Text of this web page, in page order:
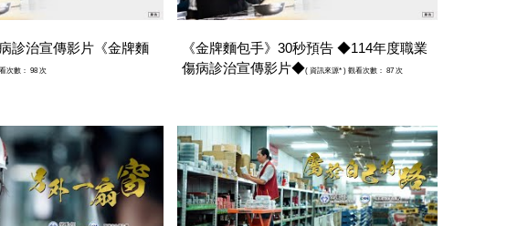
診治宣傳影片《金牌麵
次數： 98 次
《金牌麵包手》30秒預告 ◆114年度職業
傷病診治宣傳影片◆( 資訊來源*) 觀看次數： 87 次